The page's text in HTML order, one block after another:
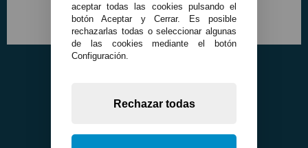
aceptar todas las cookies pulsando el
botón Aceptar y Cerrar. Es posible
rechazarlas todas o seleccionar algunas
de las cookies mediante el botón
Configuración.
Rechazar todas